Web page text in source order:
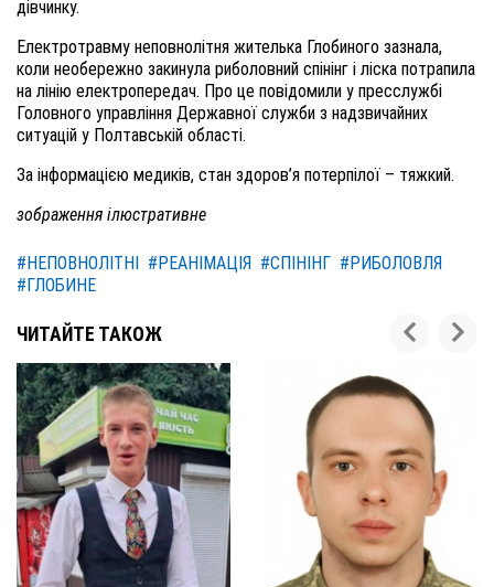
дівчинку.
Електротравму неповнолітня жителька Глобиного зазнала,
коли необережно закинула риболовний спінінг і ліска потрапила
на лінію електропередач. Про це повідомили у пресслужбі
Головного управління Державної служби з надзвичайних
ситуацій у Полтавській області.
За інформацією медиків, стан здоров’я потерпілої – тяжкий.
зображення ілюстративне
#НЕПОВНОЛІТНІ #РЕАНІМАЦІЯ #СПІНІНГ #РИБОЛОВЛЯ
#ГЛОБИНЕ
ЧИТАЙТЕ ТАКОЖ